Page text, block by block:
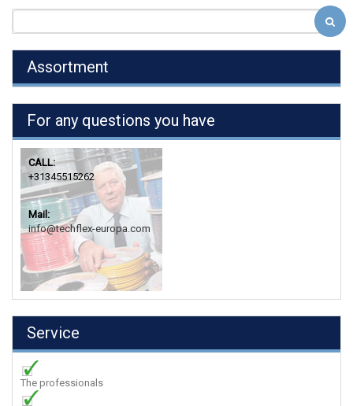
Assortment
For any questions you have
CALL:
+31345515262
Mail:
info@techflex-europa.com
Service
The professionals